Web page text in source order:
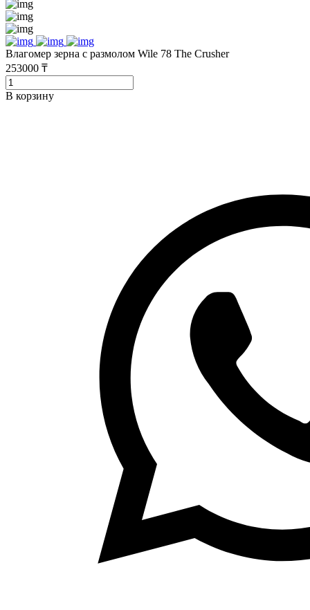
Влагомер зерна с размолом Wile 78 The Crusher
253000 ₸
В корзину